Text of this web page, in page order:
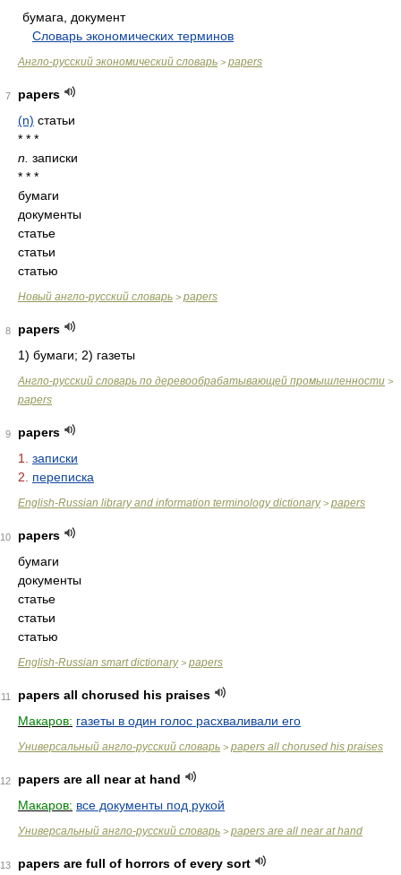
бумага, документ
Словарь экономических терминов
Англо-русский экономический словарь > papers
7
papers
(n) статьи
* * *
n. записки
* * *
бумаги
документы
статье
статьи
статью
Новый англо-русский словарь > papers
8
papers
1) бумаги; 2) газеты
Англо-русский словарь по деревообрабатывающей промышленности >
papers
9
papers
1.
записки
2.
переписка
English-Russian library and information terminology dictionary> papers
10
papers
бумаги
документы
статье
статьи
статью
English-Russian smart dictionary> papers
11
papers all chorused his praises
Макаров: газеты в один голос расхваливали его
Универсальный англо-русский словарь > papers all chorused his praises
12
papers are all near at hand
Макаров: все документы под рукой
Универсальный англо-русский словарь > papers are all near at hand
13 papers are full of horrors of every sort